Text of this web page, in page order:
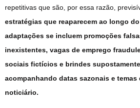
repetitivas que são, por essa razão,
estratégias que reaparecem ao longo
adaptações se incluem promoções
inexistentes, vagas de emprego
sociais fictícios e brindes
acompanhando datas sazonais e temas
noticiário.